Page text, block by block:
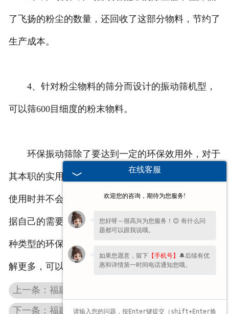
了飞扬的粉尘的数量，还回收了这部分物料，节约了
生产成本。
4、针对粉尘物料的筛分而设计的振动筛机型，
可以筛600目细度的粉末物料。
环保振动筛除了要达到一定的环保效用外，对于
其本职的实用效用还是要达到标准的。环保振动筛在
使用时并不会对所筛选的物料造成污染，而且也可根
据自己的需要选择筛选的颗粒大小。我们公司供有多
种类型的环保振动筛等产品，质量可靠，如果您想了
解更多，可以联系我们。
上一条：福建重型振动筛的构造你了解了吗
下一条：福建矿用筛厂家帮你解决福建矿用筛出料的问题
在线客服
欢迎您的咨询，期待为您服务!
您好呀～很高兴为您服务！😊 有什么问
题都可以跟我说哦。
如果您愿意，留下 【手机号】 🔔后续有优
惠和详情第一时间电话通知您哦。